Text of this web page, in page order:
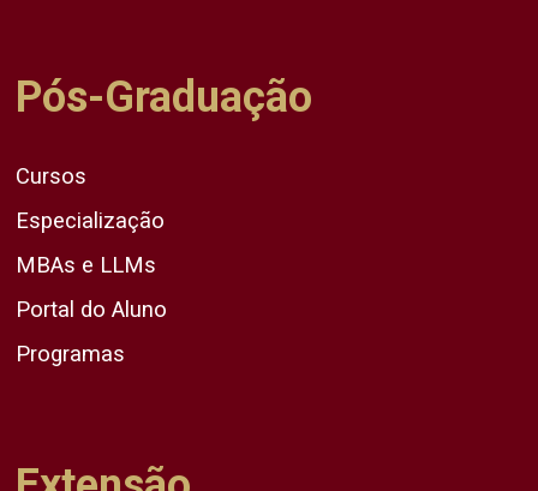
Pós-Graduação
Cursos
Especialização
MBAs e LLMs
Portal do Aluno
Programas